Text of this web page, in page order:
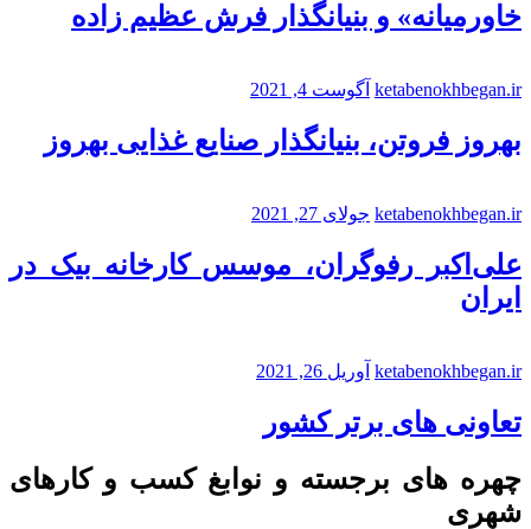
خاورمیانه» و بنیانگذار فرش عظیم زاده
ketabenokhbegan.ir آگوست 4, 2021
بهروز فروتن، بنیانگذار صنایع غذایی بهروز
ketabenokhbegan.ir جولای 27, 2021
علی‌اکبر رفوگران، موسس کارخانه بیک در
ایران
ketabenokhbegan.ir آوریل 26, 2021
تعاونی های برتر کشور
چهره های برجسته و نوابغ کسب و کارهای
شهری